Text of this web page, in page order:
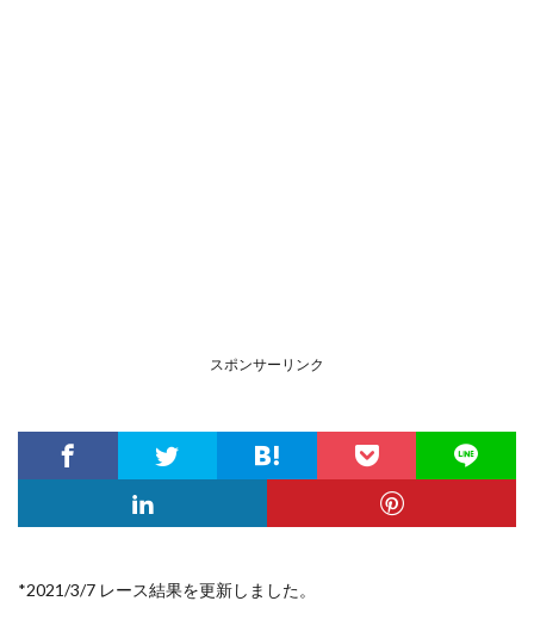
スポンサーリンク
*2021/3/7 レース結果を更新しました。